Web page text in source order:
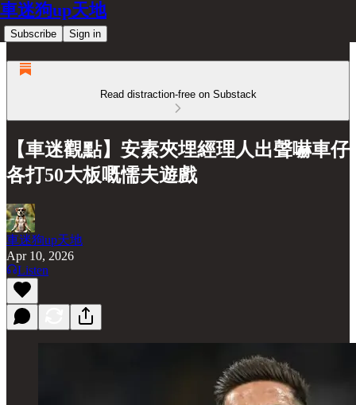
車迷狗up天地
Subscribe Sign in
Read distraction-free on Substack
【車迷觀點】安素夾埋經理人出聲嚇車仔
各打50大板嘅懦夫遊戲
車迷狗up天地
Apr 10, 2026
Listen